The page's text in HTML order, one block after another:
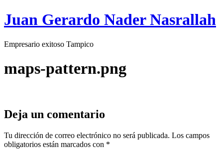
Juan Gerardo Nader Nasrallah
Empresario exitoso Tampico
maps-pattern.png
Deja un comentario
Tu dirección de correo electrónico no será publicada. Los campos
obligatorios están marcados con *